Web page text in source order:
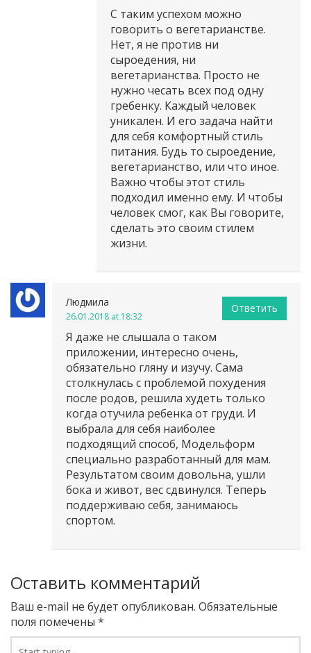
С таким успехом можно
говорить о вегетарианстве.
Нет, я не против ни
сыроедения, ни
вегетарианства. Просто не
нужно чесать всех под одну
гребенку. Каждый человек
уникален. И его задача найти
для себя комфортный стиль
питания. Будь то сыроедение,
вегетарианство, или что иное.
Важно чтобы этот стиль
подходил именно ему. И чтобы
человек смог, как Вы говорите,
сделать это своим стилем
жизни.
Людмила
26.01.2018 at 18:32
Я даже не слышала о таком
приложении, интересно очень,
обязательно гляну и изучу. Сама
столкнулась с проблемой похудения
после родов, решила худеть только
когда отучила ребенка от груди. И
выбрала для себя наиболее
подходящий способ, Модельформ
специально разработанный для мам.
Результатом своим довольна, ушли
бока и живот, вес сдвинулся. Теперь
поддерживаю себя, занимаюсь
спортом.
Ответить
Оставить комментарий
Ваш e-mail не будет опубликован. Обязательные
поля помечены *